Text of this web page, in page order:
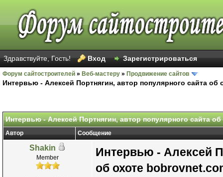
Здравствуйте, Гость! Вход Зарегистрироваться
Форум сайтостроителей » Веб-мастеру » Продвижение сайтов
Интервью - Алексей Портнягин, автор популярного сайта об
Интервью - Алексей Портнягин, автор популярного сайта
Автор Сообщение
Shakin
Member
Интервью - Алексей
об охоте